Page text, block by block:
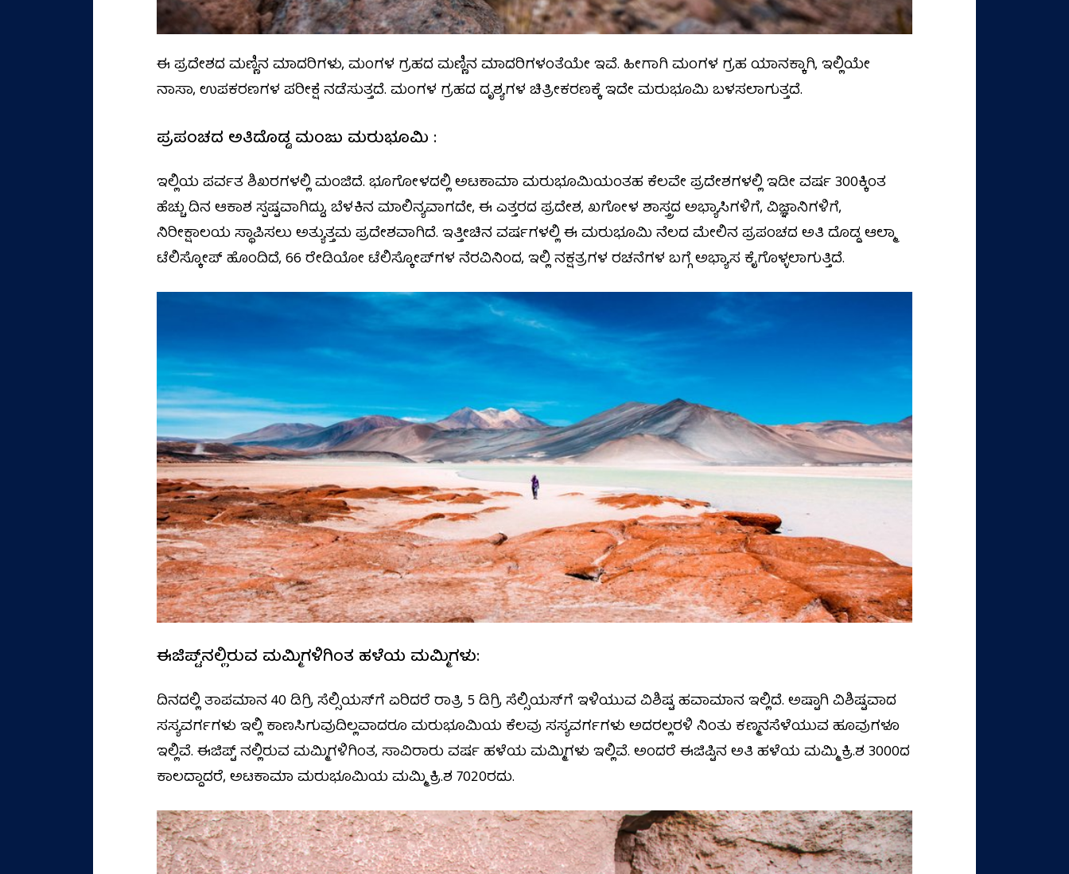
ಈ ಪ್ರದೇಶದ ಮಣ್ಣಿನ ಮಾದರಿಗಳು, ಮಂಗಳ ಗ್ರಹದ ಮಣ್ಣಿನ ಮಾದರಿಗಳಂತೆಯೇ ಇವೆ. ಹೀಗಾಗಿ ಮಂಗಳ ಗ್ರಹ ಯಾನಕ್ಕಾಗಿ, ಇಲ್ಲಿಯೇ
ನಾಸಾ, ಉಪಕರಣಗಳ ಪರೀಕ್ಷೆ ನಡೆಸುತ್ತದೆ. ಮಂಗಳ ಗ್ರಹದ ದೃಶ್ಯಗಳ ಚಿತ್ರೀಕರಣಕ್ಕೆ ಇದೇ ಮರುಭೂಮಿ ಬಳಸಲಾಗುತ್ತದೆ.
ಪ್ರಪಂಚದ ಅತಿದೊಡ್ಡ ಮಂಜು ಮರುಭೂಮಿ :
ಇಲ್ಲಿಯ ಪರ್ವತ ಶಿಖರಗಳಲ್ಲಿ ಮಂಜಿದೆ. ಭೂಗೋಳದಲ್ಲಿ ಅಟಕಾಮಾ ಮರುಭೂಮಿಯಂತಹ ಕೆಲವೇ ಪ್ರದೇಶಗಳಲ್ಲಿ ಇಡೀ ವರ್ಷ 300ಕ್ಕಿಂತ
ಹೆಚ್ಚು ದಿನ ಆಕಾಶ ಸ್ಪಷ್ಟವಾಗಿದ್ದು, ಬೆಳಕಿನ ಮಾಲಿನ್ಯವಾಗದೇ, ಈ ಎತ್ತರದ ಪ್ರದೇಶ, ಖಗೋಳ ಶಾಸ್ತ್ರದ ಅಭ್ಯಾಸಿಗಳಿಗೆ, ವಿಜ್ಞಾನಿಗಳಿಗೆ,
ನಿರೀಕ್ಷಾಲಯ ಸ್ಥಾಪಿಸಲು ಅತ್ಯುತ್ತಮ ಪ್ರದೇಶವಾಗಿದೆ. ಇತ್ತೀಚಿನ ವರ್ಷಗಳಲ್ಲಿ ಈ ಮರುಭೂಮಿ ನೆಲದ ಮೇಲಿನ ಪ್ರಪಂಚದ ಅತಿ ದೊಡ್ಡ ಆಲ್ಮಾ
ಟೆಲಿಸ್ಕೋಪ್‌ ಹೊಂದಿದೆ, 66 ರೇಡಿಯೋ ಟೆಲಿಸ್ಕೋಪ್‌ಗಳ ನೆರವಿನಿಂದ, ಇಲ್ಲಿ ನಕ್ಷತ್ರಗಳ ರಚನೆಗಳ ಬಗ್ಗೆ ಅಭ್ಯಾಸ ಕೈಗೊಳ್ಳಲಾಗುತ್ತಿದೆ.
ಈಜಿಪ್ಟ್‌ನಲ್ಲಿರುವ ಮಮ್ಮಿಗಳಿಗಿಂತ ಹಳೆಯ ಮಮ್ಮಿಗಳು:
ದಿನದಲ್ಲಿ ತಾಪಮಾನ 40 ಡಿಗ್ರಿ ಸೆಲ್ಸಿಯಸ್‌ಗೆ ಏರಿದರೆ ರಾತ್ರಿ 5 ಡಿಗ್ರಿ ಸೆಲ್ಸಿಯಸ್‌ಗೆ ಇಳಿಯುವ ವಿಶಿಷ್ಟ ಹವಾಮಾನ ಇಲ್ಲಿದೆ. ಅಷ್ಟಾಗಿ ವಿಶಿಷ್ಟವಾದ
ಸಸ್ಯವರ್ಗಗಳು ಇಲ್ಲಿ ಕಾಣಸಿಗುವುದಿಲ್ಲವಾದರೂ ಮರುಭೂಮಿಯ ಕೆಲವು ಸಸ್ಯವರ್ಗಗಳು ಅದರಲ್ಲರಳಿ ನಿಂತು ಕಣ್ಮನಸೆಳೆಯುವ ಹೂವುಗಳೂ
ಇಲ್ಲಿವೆ. ಈಜಿಪ್ಟ್‌ ನಲ್ಲಿರುವ ಮಮ್ಮಿಗಳಿಗಿಂತ, ಸಾವಿರಾರು ವರ್ಷ ಹಳೆಯ ಮಮ್ಮಿಗಳು ಇಲ್ಲಿವೆ. ಅಂದರೆ ಈಜಿಪ್ಟಿನ ಅತಿ ಹಳೆಯ ಮಮ್ಮಿ ಕ್ರಿ.ಶ 3000ದ
ಕಾಲದ್ದಾದರೆ, ಅಟಕಾಮಾ ಮರುಭೂಮಿಯ ಮಮ್ಮಿ ಕ್ರಿ.ಶ 7020ರದು.